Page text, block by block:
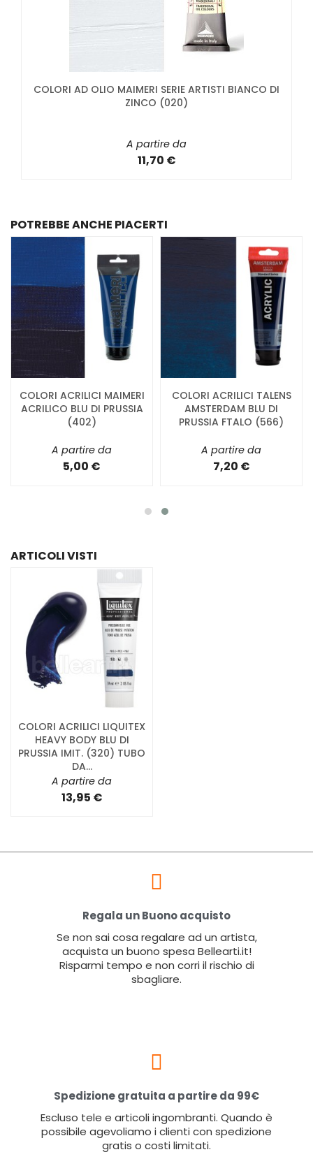
COLORI AD OLIO MAIMERI SERIE ARTISTI BIANCO DI
ZINCO (020)
A partire da
11,70 €
POTREBBE ANCHE PIACERTI
COLORI ACRILICI MAIMERI
ACRILICO BLU DI PRUSSIA
(402)
A partire da
5,00 €
COLORI ACRILICI TALENS
AMSTERDAM BLU DI
PRUSSIA FTALO (566)
A partire da
7,20 €
ARTICOLI VISTI
COLORI ACRILICI LIQUITEX
HEAVY BODY BLU DI
PRUSSIA IMIT. (320) TUBO
DA...
A partire da
13,95 €
Regala un Buono acquisto
Se non sai cosa regalare ad un artista,
acquista un buono spesa Bellearti.it!
Risparmi tempo e non corri il rischio di
sbagliare.
Spedizione gratuita a partire da 99€
Escluso tele e articoli ingombranti. Quando è
possibile agevoliamo i clienti con spedizione
gratis o costi limitati.